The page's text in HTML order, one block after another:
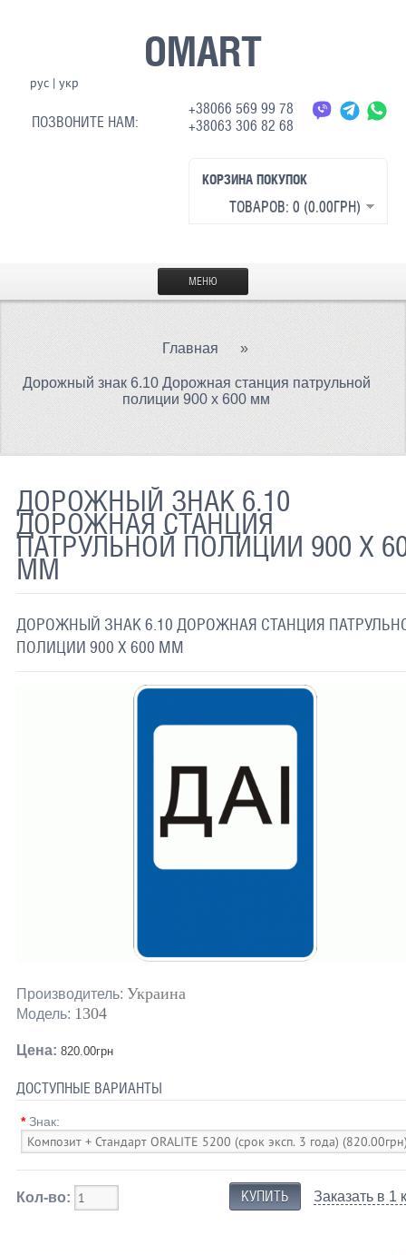
OMART
рус| укр
ПОЗВОНИТЕ НАМ:
+38066 569 99 78
+38063 306 82 68
КОРЗИНА ПОКУПОК
ТОВАРОВ: 0 (0.00ГРН)
МЕНЮ
МАТЕРИАЛЫ
СВЕТООТРАЖАЮЩАЯ ТКАНЬ
СВЕТООТРАЖАЮЩАЯ ПЛЕНКА
СВЕТООТРАЖАЮЩИЕ ДОРОЖНЫЕ ЗНАКИ
СВЕТЯЩАЯСЯ КРАСКА
ПРИМЕНЕНИЕ
ДОСТАВКА
СВЯЗАТЬСЯ С НАМИ
Главная »
Дорожный знак 6.10 Дорожная станция патрульной
полиции 900 х 600 мм
ДОРОЖНЫЙ ЗНАК 6.10
ДОРОЖНАЯ СТАНЦИЯ
ПАТРУЛЬНОЙ ПОЛИЦИИ 900 Х
ММ
ДОРОЖНЫЙ ЗНАК 6.10 ДОРОЖНАЯ СТАНЦИЯ
ПОЛИЦИИ 900 Х 600 ММ
Производитель: Украина
Модель: 1304
Цена: 820.00грн
ДОСТУПНЫЕ ВАРИАНТЫ
* Знак:
Кол-во: Заказать в 1